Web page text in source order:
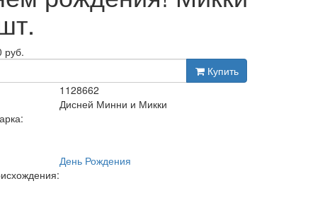
руб.
Купить
1128662
Дисней Минни и Микки
День Рождения